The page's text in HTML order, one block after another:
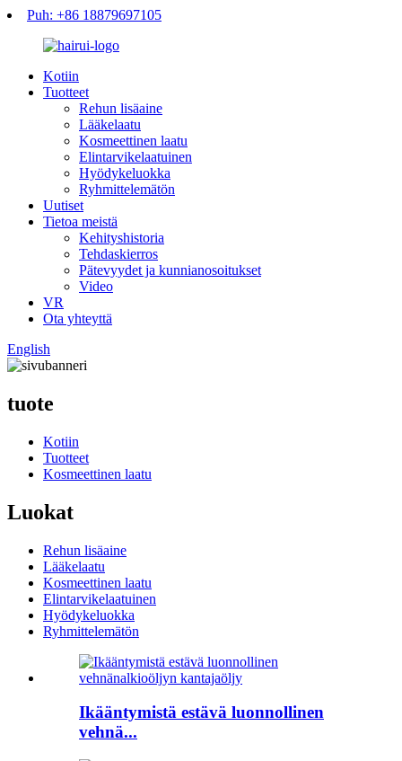
Puh: +86 18879697105
Kotiin
Tuotteet
Rehun lisäaine
Lääkelaatu
Kosmeettinen laatu
Elintarvikelaatuinen
Hyödykeluokka
Ryhmittelemätön
Uutiset
Tietoa meistä
Kehityshistoria
Tehdaskierros
Pätevyydet ja kunnianosoitukset
Video
VR
Ota yhteyttä
English
tuote
Kotiin
Tuotteet
Kosmeettinen laatu
Luokat
Rehun lisäaine
Lääkelaatu
Kosmeettinen laatu
Elintarvikelaatuinen
Hyödykeluokka
Ryhmittelemätön
Ikääntymistä estävä luonnollinen
vehnä...